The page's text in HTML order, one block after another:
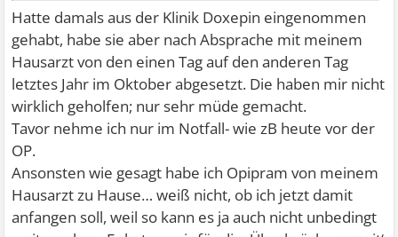
Hatte damals aus der Klinik Doxepin eingenommen
gehabt, habe sie aber nach Absprache mit meinem
Hausarzt von den einen Tag auf den anderen Tag
letztes Jahr im Oktober abgesetzt. Die haben mir nicht
wirklich geholfen; nur sehr müde gemacht.
Tavor nehme ich nur im Notfall- wie zB heute vor der
OP.
Ansonsten wie gesagt habe ich Opipram von meinem
Hausarzt zu Hause… weiß nicht, ob ich jetzt damit
anfangen soll, weil so kann es ja auch nicht unbedingt